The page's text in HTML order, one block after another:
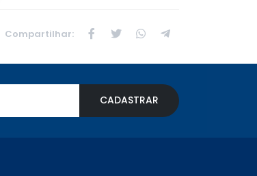
Compartilhar:
CADASTRAR